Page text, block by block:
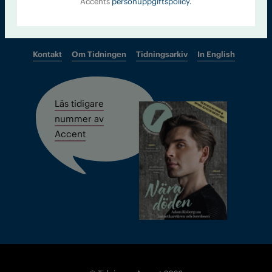
Kontakt Om Tidningen Tidningsarkiv In English
Läs tidigare
nummer av
Accent